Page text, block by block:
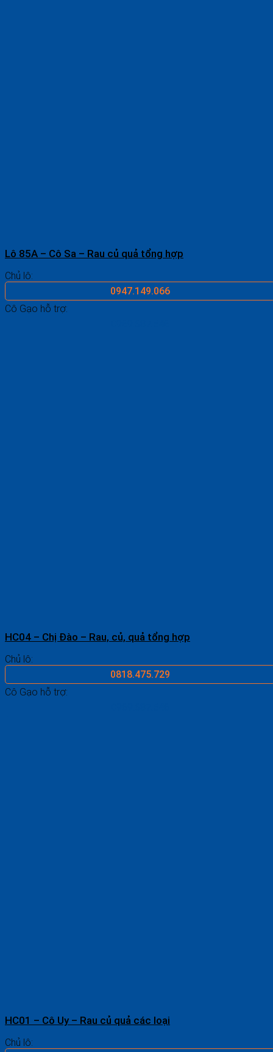
Lô 85A – Cô Sa – Rau củ quả tổng hợp
Chủ lô:
0947.149.066
Cô Gạo hỗ trợ:
HC04 – Chị Đào – Rau, củ, quả tổng hợp
Chủ lô:
0818.475.729
Cô Gạo hỗ trợ:
HC01 – Cô Uy – Rau củ quả các loại
Chủ lô: